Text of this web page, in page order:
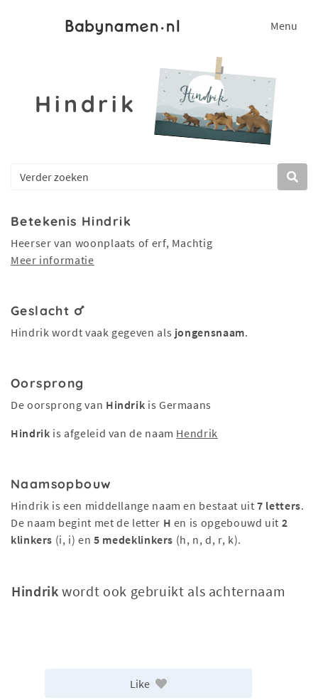
Menu
Hindrik
Betekenis Hindrik
Heerser van woonplaats of erf, Machtig
Meer informatie
Geslacht
Hindrik wordt vaak gegeven als jongensnaam.
Oorsprong
De oorsprong van Hindrik is Germaans
Hindrik is afgeleid van de naam Hendrik
Naamsopbouw
Hindrik is een middellange naam en bestaat uit7 letters.
De naam begint met de letter H en is opgebouwd uit 2
klinkers (i, i) en5 medeklinkers (h, n, d, r, k).
Hindrik wordt ook gebruikt als achternaam
Like